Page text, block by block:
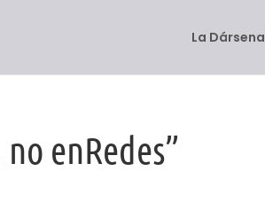
La Dársena
enRedes”